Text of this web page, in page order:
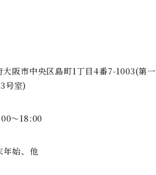
阪市中央区島町1丁目4番7-1003(第一
号室)
～18:00
年始、他